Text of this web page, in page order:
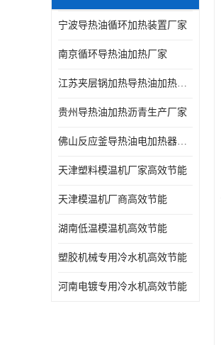
宁波导热油循环加热装置厂家
南京循环导热油加热厂家
江苏夹层锅加热导热油加热厂家
贵州导热油加热沥青生产厂家
佛山反应釜导热油电加热器生产厂家
天津塑料模温机厂家高效节能
天津模温机厂商高效节能
湖南低温模温机高效节能
塑胶机械专用冷水机高效节能
河南电镀专用冷水机高效节能